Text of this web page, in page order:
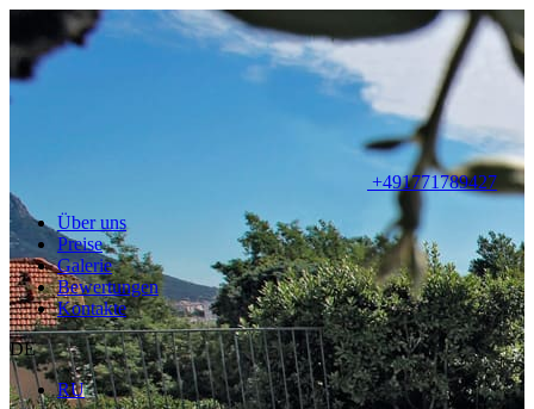
+491771789427
Über uns
Preise
Galerie
Bewertungen
Kontakte
DE
RU